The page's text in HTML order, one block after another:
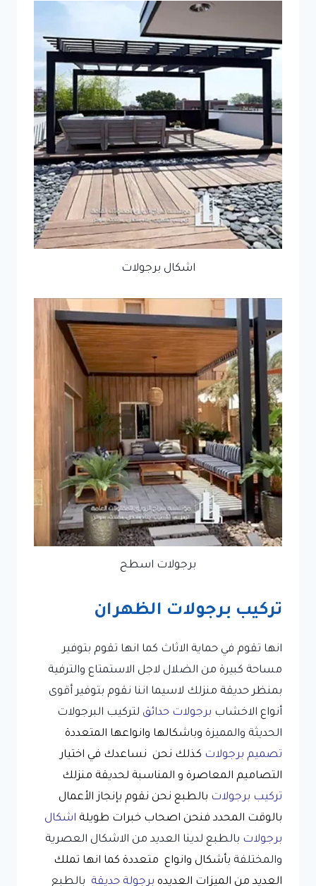
اشكال برجولات
برجولات اسطح
تركيب برجولات الظهران
انها تقوم في حماية الاثاث كما انها تقوم بتوفير
مساحة كبيرة من الضلال لاجل الاستمتاع والترفية
بمنظر حديقة منزلك لاسيما اننا نقوم بتوفير أقوى
أنواع الاخشاب برجولات حدائق لتركيب البرجولات
الحديثة والمميزة وباشكالها وانواعها المتعددة
تصميم برجولات كذلك نحن نساعدك في اختيار
التصاميم المعاصرة و المناسبة لحديقة منزلك
تركيب برجولات بالطبع نحن نقوم بإنجاز الأعمال
بالوقت المحدد فنحن اصحاب خبرات طويلة اشكال
برجولات بالطبع لدينا العديد من الاشكال العصرية
والمختلفة بأشكال وانواع متعددة كما انها تملك
العديد من الميزات العديده برجولة حديقة بالطبع